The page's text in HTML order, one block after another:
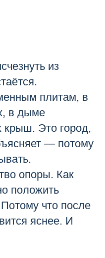
из
плитам, в
в дыме
крыш. Это город,
— потому
опоры. Как
положить
что после
яснее. И